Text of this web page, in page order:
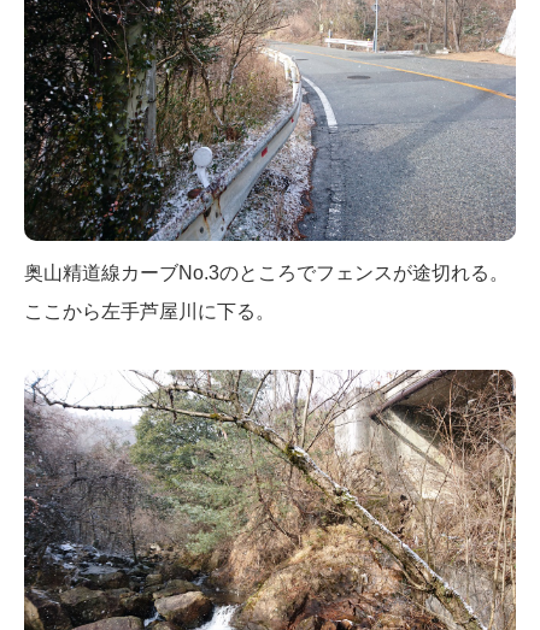
奥山精道線カーブNo.3のところでフェンスが途切れる。
ここから左手芦屋川に下る。